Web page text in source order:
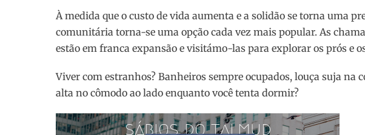
À medida que o custo de vida aumenta e a solidão se torna uma
comunitária torna-se uma opção cada vez mais popular. As
estão em franca expansão e visitámo-las para explorar os prós e
Viver com estranhos? Banheiros sempre ocupados, louça suja na
alta no cômodo ao lado enquanto você tenta dormir?